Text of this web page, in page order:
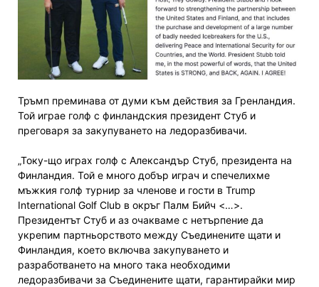
Тръмп преминава от думи към действия за Гренландия.
Той играе голф с финландския президент Стуб и
преговаря за закупуването на ледоразбивачи.
„Току-що играх голф с Александър Стуб, президента на
Финландия. Той е много добър играч и спечелихме
мъжкия голф турнир за членове и гости в Trump
International Golf Club в окръг Палм Бийч <…>.
Президентът Стуб и аз очакваме с нетърпение да
укрепим партньорството между Съединените щати и
Финландия, което включва закупуването и
разработването на много така необходими
ледоразбивачи за Съединените щати, гарантирайки мир